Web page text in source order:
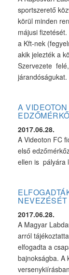
sportszerető
körül minden
májusi
a Kft-nek
akik jelezték a
Szervezete
járandóságukat.
A
2017.06.28.
A Videoton FC
első
ellen is pályára
NEVEZÉSÉT
2017.06.28.
A Magyar
arról
elfogadta a
bajnokságba. A